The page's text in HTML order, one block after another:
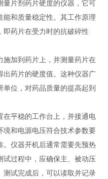
量片剂药片硬度的仪器，它可
能和质量稳定性。其工作原理
即药片在受力时的抗破碎性
施加到药片上，并测量药片在
出药片的硬度值。这种仪器广
位，对药品质量的提高起到
在平稳的工作台上，并接通电
境和电源电压符合技术参数要
。仪器开机后通常需要先预热
试过程中，应确保主、被动压
测试完成后，可以读取并记录